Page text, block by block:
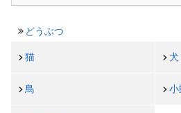
どうぶつ
猫 犬
鳥 小